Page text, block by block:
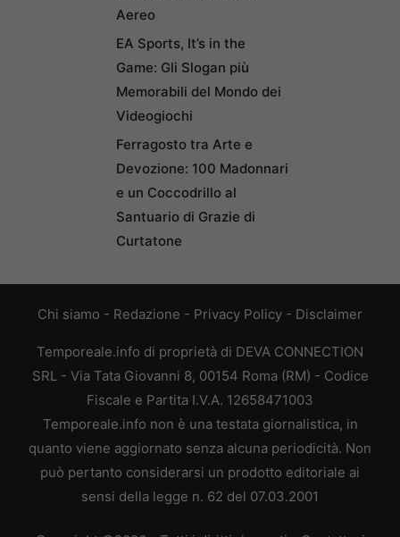
Aereo
EA Sports, It’s in the
Game: Gli Slogan più
Memorabili del Mondo dei
Videogiochi
Ferragosto tra Arte e
Devozione: 100 Madonnari
e un Coccodrillo al
Santuario di Grazie di
Curtatone
Chi siamo - Redazione - Privacy Policy - Disclaimer
Temporeale.info di proprietà di DEVA CONNECTION
SRL - Via Tata Giovanni 8, 00154 Roma (RM) - Codice
Fiscale e Partita I.V.A. 12658471003
Temporeale.info non è una testata giornalistica, in
quanto viene aggiornato senza alcuna periodicità. Non
può pertanto considerarsi un prodotto editoriale ai
sensi della legge n. 62 del 07.03.2001